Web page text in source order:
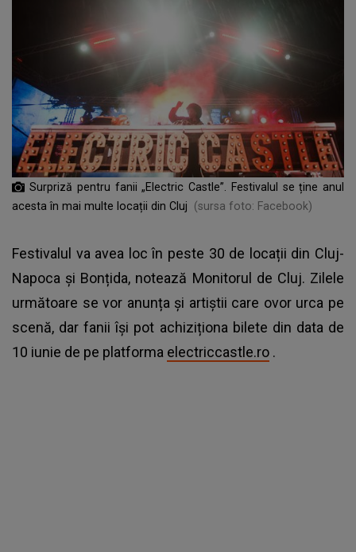
Surpriză pentru fanii „Electric Castle”. Festivalul se ține anul
acesta în mai multe locații din Cluj
(sursa foto: Facebook)
Festivalul va avea loc în peste 30 de locații din Cluj-
Napoca și Bonțida, notează Monitorul de Cluj. Zilele
următoare se vor anunța și artiștii care ovor urca pe
scenă, dar fanii își pot achiziționa bilete din data de
10 iunie de pe platforma electriccastle.ro .